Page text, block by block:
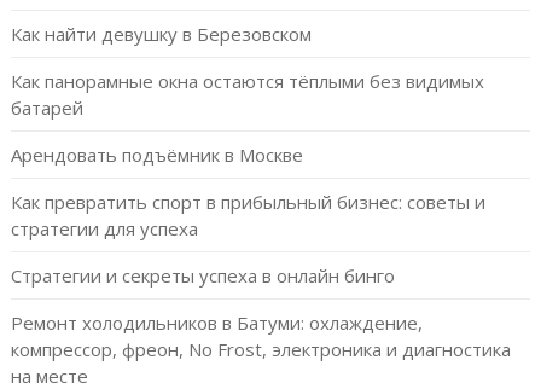
Как найти девушку в Березовском
Как панорамные окна остаются тёплыми без видимых
батарей
Арендовать подъёмник в Москве
Как превратить спорт в прибыльный бизнес: советы и
стратегии для успеха
Стратегии и секреты успеха в онлайн бинго
Ремонт холодильников в Батуми: охлаждение,
компрессор, фреон, No Frost, электроника и диагностика
на месте